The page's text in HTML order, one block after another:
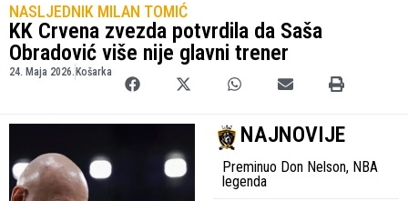
NASLJEDNIK MILAN TOMIĆ
KK Crvena zvezda potvrdila da Saša
Obradović više nije glavni trener
24. Maja 2026.Košarka
NAJNOVIJE
Preminuo Don Nelson, NBA
legenda